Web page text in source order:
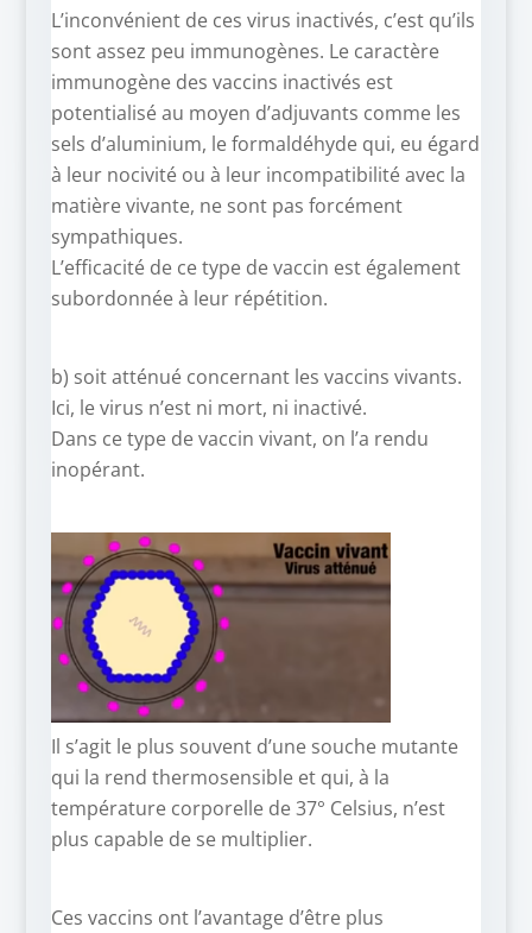
L’inconvénient de ces virus inactivés, c’est qu’ils
sont assez peu immunogènes. Le caractère
immunogène des vaccins inactivés est
potentialisé au moyen d’adjuvants comme les
sels d’aluminium, le formaldéhyde qui, eu égard
à leur nocivité ou à leur incompatibilité avec la
matière vivante, ne sont pas forcément
sympathiques.
L’efficacité de ce type de vaccin est également
subordonnée à leur répétition.
b) soit atténué concernant les vaccins vivants.
Ici, le virus n’est ni mort, ni inactivé.
Dans ce type de vaccin vivant, on l’a rendu
inopérant.
Il s’agit le plus souvent d’une souche mutante
qui la rend thermosensible et qui, à la
température corporelle de 37° Celsius, n’est
plus capable de se multiplier.
Ces vaccins ont l’avantage d’être plus